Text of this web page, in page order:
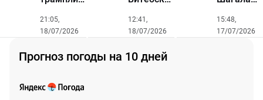
любого
певца».
«Славянского
поборются
19
21:05,
18/07/2026
концерт
Союзного
конкурс
12:41,
18/07/2026
городом»
привезли
15:48,
17/07/2026
Прогноз погоды на 10 дней